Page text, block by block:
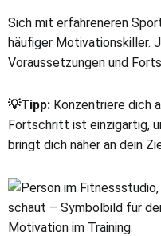
Sich mit erfahreneren
häufiger Motivationskiller.
Voraussetzungen und
💡Tipp: Konzentriere dich
Fortschritt ist einzigartig,
bringt dich näher an dein